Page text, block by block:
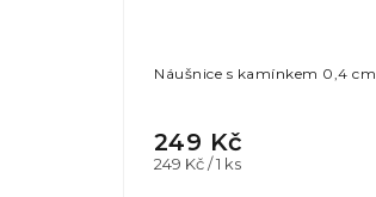
Náušnice s kamínkem 0,4 cm
249 Kč
Měrná
249 Kč / 1 ks